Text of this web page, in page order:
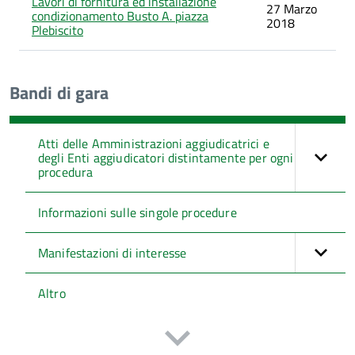
condizionamento Busto A. piazza
Plebiscito
27 Marzo
2018
Bandi di gara
Atti delle Amministrazioni aggiudicatrici e
degli Enti aggiudicatori distintamente per ogni
procedura
Informazioni sulle singole procedure
Manifestazioni di interesse
Altro